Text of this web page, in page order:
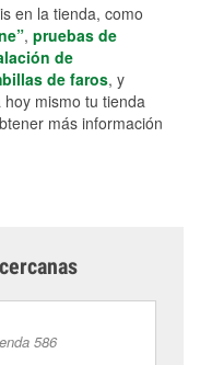
en la tienda, como
, pruebas de
de
de faros, y
hoy mismo tu tienda
más información
586